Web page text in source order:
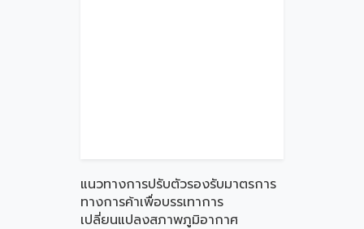
แนวทางการปรับตัวรองรับมาตรการ
ทางการค้าเพื่อบรรเทาการ
เปลี่ยนแปลงสภาพภูมิอากาศ